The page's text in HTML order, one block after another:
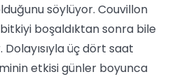
söylüyor. Couvillon
boşaldıktan sonra bile
üç dört saat
etkisi günler boyunca